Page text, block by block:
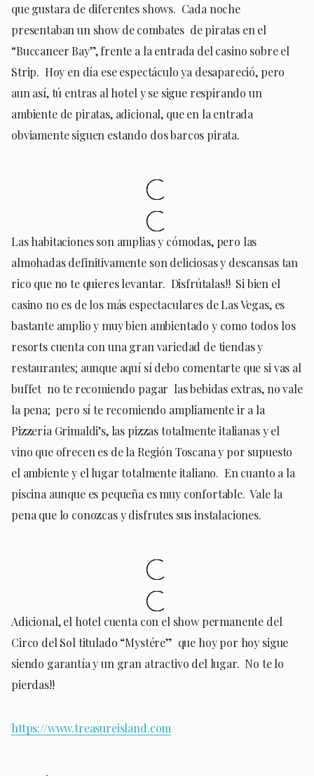
que gustara de diferentes shows. Cada noche
presentaban un show de combates de piratas en el
“Buccaneer Bay”, frente a la entrada del casino sobre el
Strip. Hoy en día ese espectáculo ya desapareció, pero
aun así, tú entras al hotel y se sigue respirando un
ambiente de piratas, adicional, que en la entrada
obviamente siguen estando dos barcos pirata.
Las habitaciones son amplias y cómodas, pero las
almohadas definitivamente son deliciosas y descansas tan
rico que no te quieres levantar. Disfrútalas!! Si bien el
casino no es de los más espectaculares de Las Vegas, es
bastante amplio y muy bien ambientado y como todos los
resorts cuenta con una gran variedad de tiendas y
restaurantes; aunque aquí sí debo comentarte que si vas al
buffet no te recomiendo pagar las bebidas extras, no vale
la pena; pero sí te recomiendo ampliamente ir a la
Pizzería Grimaldi’s, las pizzas totalmente italianas y el
vino que ofrecen es de la Región Toscana y por supuesto
el ambiente y el lugar totalmente italiano. En cuanto a la
piscina aunque es pequeña es muy confortable. Vale la
pena que lo conozcas y disfrutes sus instalaciones.
Adicional, el hotel cuenta con el show permanente del
Circo del Sol titulado “Mystére” que hoy por hoy sigue
siendo garantía y un gran atractivo del lugar. No te lo
pierdas!!
https://www.treasureisland.com